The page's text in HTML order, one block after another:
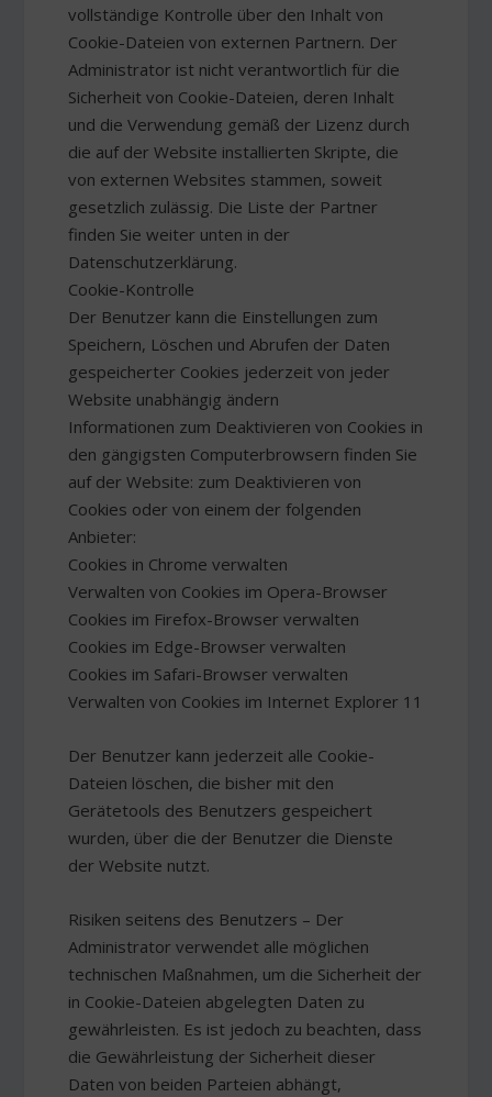
vollständige Kontrolle über den Inhalt von
Cookie-Dateien von externen Partnern. Der
Administrator ist nicht verantwortlich für die
Sicherheit von Cookie-Dateien, deren Inhalt
und die Verwendung gemäß der Lizenz durch
die auf der Website installierten Skripte, die
von externen Websites stammen, soweit
gesetzlich zulässig. Die Liste der Partner
finden Sie weiter unten in der
Datenschutzerklärung.
Cookie-Kontrolle
Der Benutzer kann die Einstellungen zum
Speichern, Löschen und Abrufen der Daten
gespeicherter Cookies jederzeit von jeder
Website unabhängig ändern
Informationen zum Deaktivieren von Cookies in
den gängigsten Computerbrowsern finden Sie
auf der Website: zum Deaktivieren von
Cookies oder von einem der folgenden
Anbieter:
Cookies in Chrome verwalten
Verwalten von Cookies im Opera-Browser
Cookies im Firefox-Browser verwalten
Cookies im Edge-Browser verwalten
Cookies im Safari-Browser verwalten
Verwalten von Cookies im Internet Explorer 11
Der Benutzer kann jederzeit alle Cookie-
Dateien löschen, die bisher mit den
Gerätetools des Benutzers gespeichert
wurden, über die der Benutzer die Dienste
der Website nutzt.
Risiken seitens des Benutzers – Der
Administrator verwendet alle möglichen
technischen Maßnahmen, um die Sicherheit der
in Cookie-Dateien abgelegten Daten zu
gewährleisten. Es ist jedoch zu beachten, dass
die Gewährleistung der Sicherheit dieser
Daten von beiden Parteien abhängt,